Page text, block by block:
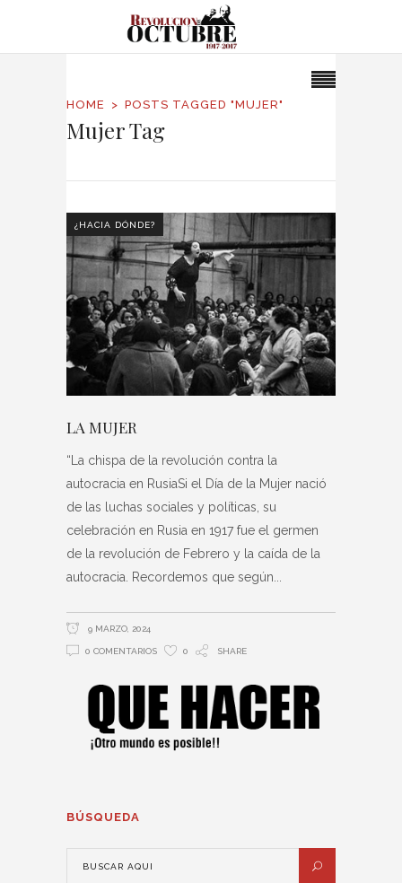
HOME POSTS TAGGED "MUJER"
Mujer Tag
¿HACIA DÓNDE?
LA MUJER
“La chispa de la revolución contra la
autocracia en RusiaSi el Día de la Mujer nació
de las luchas sociales y políticas, su
celebración en Rusia en 1917 fue el germen
de la revolución de Febrero y la caída de la
autocracia. Recordemos que según
9 MARZO, 2024
0 COMENTARIOS 0 SHARE
BÚSQUEDA